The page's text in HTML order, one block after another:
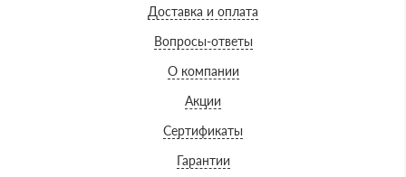
Доставка и оплата
Вопросы-ответы
О компании
Акции
Сертификаты
Гарантии